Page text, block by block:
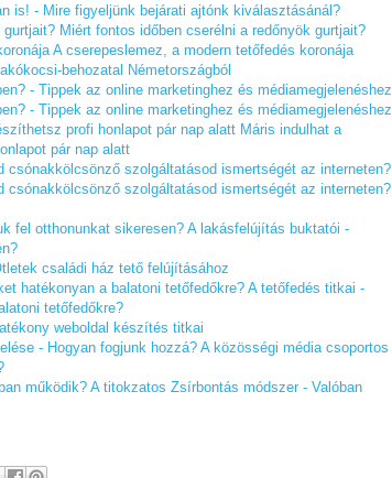
is! - Mire figyeljünk bejárati ajtónk kiválasztásánál?
gurtjait? Miért fontos időben cserélni a redőnyök gurtjait?
A cserepeslemez, a modern tetőfedés koronája
behozatal Németországból
- Tippek az online marketinghez és médiamegjelenéshez
- Tippek az online marketinghez és médiamegjelenéshez
profi honlapot pár nap alatt Máris indulhat a
pár nap alatt
csónakkölcsönző szolgáltatásod ismertségét az interneten?
csónakkölcsönző szolgáltatásod ismertségét az interneten?
fel otthonunkat sikeresen? A lakásfelújítás buktatói -
családi ház tető felújításához
hatékonyan a balatoni tetőfedőkre?A tetőfedés titkai -
tetőfedőkre?
weboldal készítés titkai
- Hogyan fogjunk hozzá? A közösségi média csoportos
működik? A titokzatos Zsírbontás módszer - Valóban